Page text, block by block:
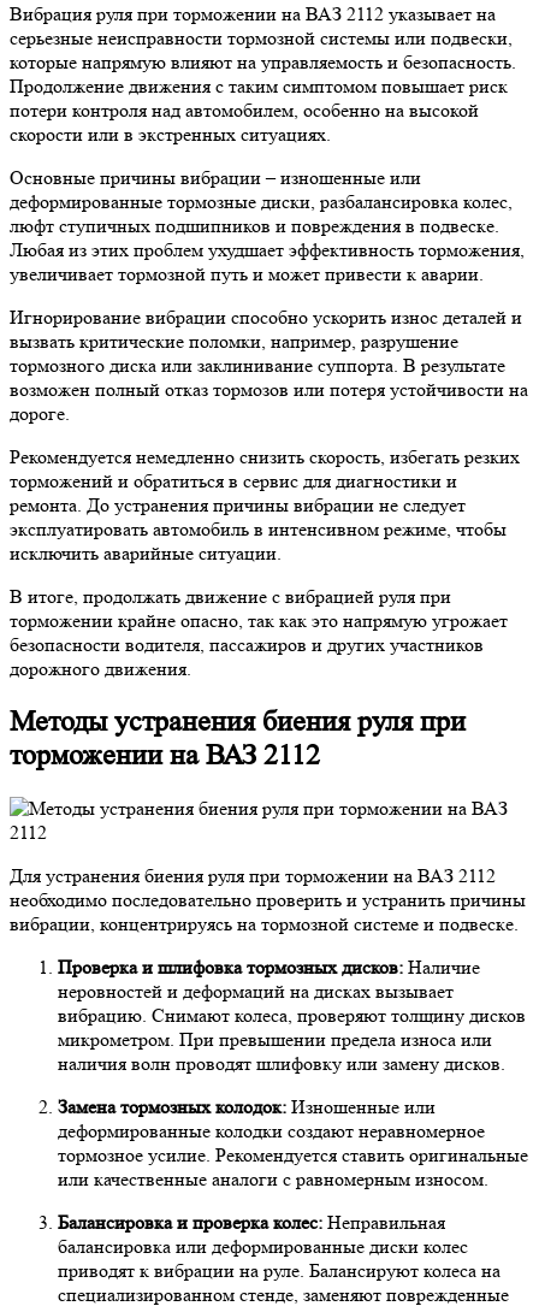
Вибрация руля при торможении на ВАЗ 2112 указывает на
серьезные неисправности тормозной системы или подвески,
которые напрямую влияют на управляемость и безопасность.
Продолжение движения с таким симптомом повышает риск
потери контроля над автомобилем, особенно на высокой
скорости или в экстренных ситуациях.
Основные причины вибрации – изношенные или
деформированные тормозные диски, разбалансировка колес,
люфт ступичных подшипников и повреждения в подвеске.
Любая из этих проблем ухудшает эффективность торможения,
увеличивает тормозной путь и может привести к аварии.
Игнорирование вибрации способно ускорить износ деталей и
вызвать критические поломки, например, разрушение
тормозного диска или заклинивание суппорта. В результате
возможен полный отказ тормозов или потеря устойчивости на
дороге.
Рекомендуется немедленно снизить скорость, избегать резких
торможений и обратиться в сервис для диагностики и
ремонта. До устранения причины вибрации не следует
эксплуатировать автомобиль в интенсивном режиме, чтобы
исключить аварийные ситуации.
В итоге, продолжать движение с вибрацией руля при
торможении крайне опасно, так как это напрямую угрожает
безопасности водителя, пассажиров и других участников
дорожного движения.
Методы устранения биения руля при
торможении на ВАЗ 2112
Для устранения биения руля при торможении на ВАЗ 2112
необходимо последовательно проверить и устранить причины
вибрации, концентрируясь на тормозной системе и подвеске.
Проверка и шлифовка тормозных дисков: Наличие
неровностей и деформаций на дисках вызывает
вибрацию. Снимают колеса, проверяют толщину дисков
микрометром. При превышении предела износа или
наличия волн проводят шлифовку или замену дисков.
Замена тормозных колодок: Изношенные или
деформированные колодки создают неравномерное
тормозное усилие. Рекомендуется ставить оригинальные
или качественные аналоги с равномерным износом.
Балансировка и проверка колес: Неправильная
балансировка или деформированные диски колес
приводят к вибрации на руле. Балансируют колеса на
специализированном стенде, заменяют поврежденные